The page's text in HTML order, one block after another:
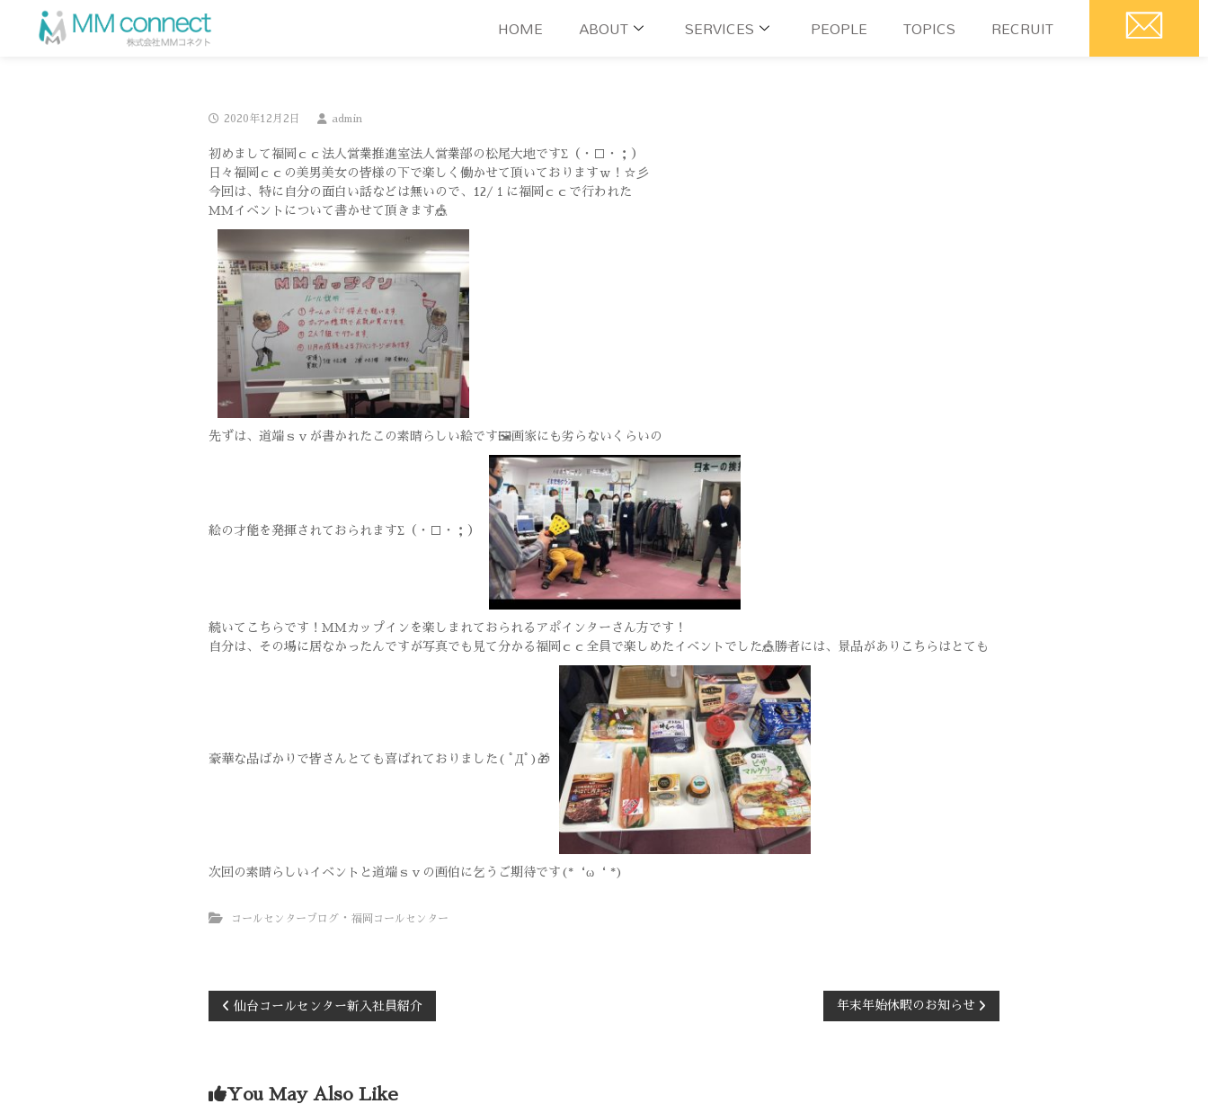
HOME ABOUT SERVICES PEOPLE TOPICS RECRUIT
2020年12月2日 admin
初めまして福岡ｃｃ法人営業推進室法人営業部の松尾大地ですΣ（・□・；）
日々福岡ｃｃの美男美女の皆様の下で楽しく働かせて頂いておりますｗ！☆彡
今回は、特に自分の面白い話などは無いので、12/１に福岡ｃｃで行われた
ＭＭイベントについて書かせて頂きます🎪
先ずは、道端ｓｖが書かれたこの素晴らしい絵です🖼画家にも劣らないくらいの
絵の才能を発揮されておられますΣ（・□・；）
続いてこちらです！ＭＭカップインを楽しまれておられるアポインターさん方です！
自分は、その場に居なかったんですが写真でも見て分かる福岡ｃｃ全員で楽しめたイベントでした🎪勝者には、景品がありこちらはとても
豪華な品ばかりで皆さんとても喜ばれておりました( ﾟДﾟ)🎁
次回の素晴らしいイベントと道端ｓｖの画伯に乞うご期待です(*‘ω‘ *)
コールセンターブログ・ 福岡コールセンター
仙台コールセンター新入社員紹介 年末年始休暇のお知らせ
You May Also Like